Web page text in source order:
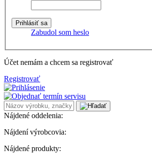
Zabudol som heslo
Účet nemám a chcem sa registrovať
Registrovať
Nájdené oddelenia:
Nájdení výrobcovia:
Nájdené produkty: